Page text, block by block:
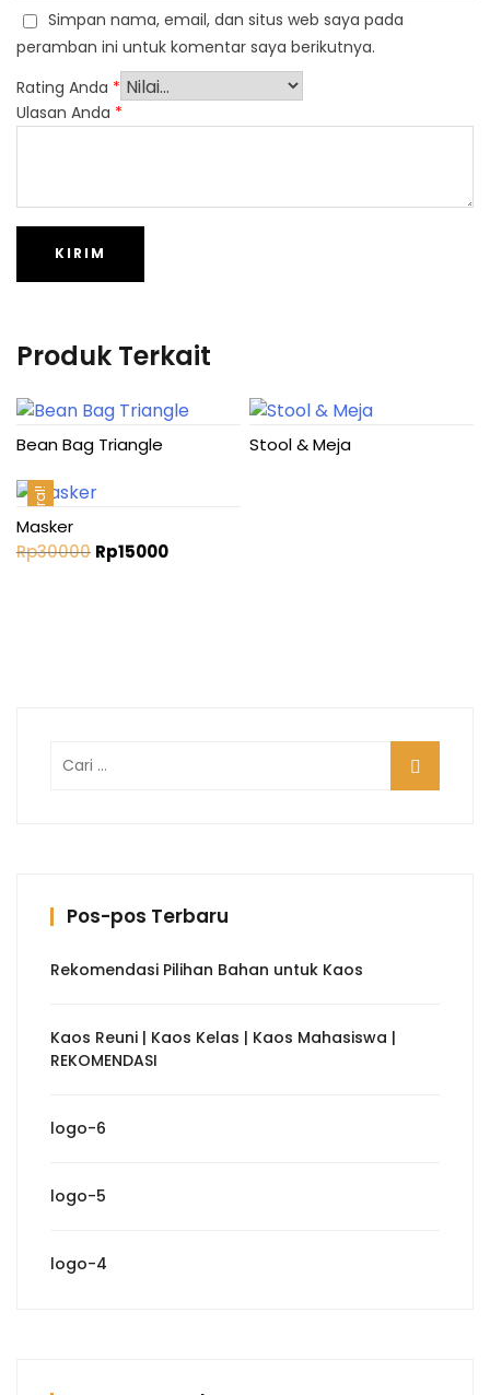
Simpan nama, email, dan situs web saya pada
peramban ini untuk komentar saya berikutnya.
Rating Anda *
Ulasan Anda *
Produk Terkait
Bean Bag Triangle Stool & Meja
Obral!
Masker
Rp30000 Harga
Rp15000Harga
untuk:
Pos-pos Terbaru
Rekomendasi Pilihan Bahan untuk Kaos
Kaos Reuni | Kaos Kelas | Kaos Mahasiswa |
REKOMENDASI
logo-6
logo-5
logo-4